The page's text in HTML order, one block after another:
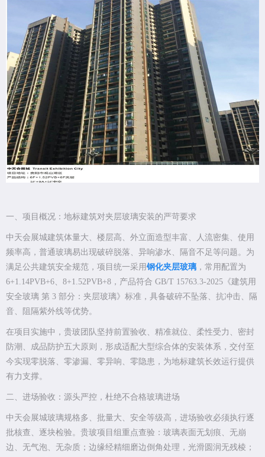
一、项目概况：地标建筑对夹层玻璃安装的严苛要求
中天会展城建筑体量大、楼层高、外立面造型丰富、人流密集、使用
频率高，普通玻璃易出现破碎脱落、异响渗水、隔音不足等问题。为
满足公共建筑安全规范，项目统一采用 钢化夹层玻璃 ，常用配置为
6+1.14PVB+6、8+1.52PVB+8，产品符合 GB/T 15763.3-2025《建筑用
安全玻璃 第 3 部分：夹层玻璃》标准，具备破碎不坠落、抗冲击、隔
音、阻隔紫外线等优势。
在项目实施中，贵玻团队坚持前置验收、精准就位、柔性受力、密封
防潮、成品防护五大原则，形成适配大型综合体的安装体系，交付至
今实现零脱落、零渗漏、零异响、零隐患，为地标建筑长效运行提供
有力支撑。
二、进场验收：源头严控，杜绝不合格玻璃进场
中天会展城玻璃规格多、批量大、安全等级高，进场验收必须执行逐
批核查、逐块检验。贵玻项目组重点查验：玻璃表面无划痕、无崩
边、无气泡、无杂质；边缘经精细磨边倒角处理，光滑圆润无残棱；